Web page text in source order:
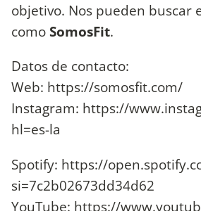
objetivo. Nos pueden buscar
comoSomosFit.
Datos de contacto:
Web: https://somosfit.com/
Instagram: https://
hl=es-la
Spotify: https://
si=7c2b02673dd34d62
YouTube: https://